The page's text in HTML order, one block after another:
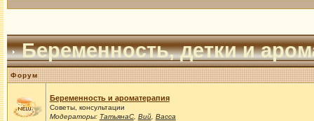
Беременность, детки и
Форум
Беременность и ароматерапия
Советы, консультации
Модераторы: ТатьянаС, Вий, Васса